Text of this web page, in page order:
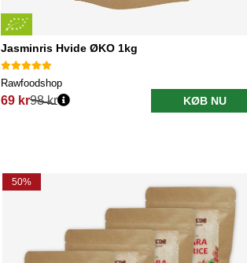
Jasminris Hvide ØKO 1kg
Rawfoodshop
69 kr
Normalpris:
98 kr KØB NU
50%